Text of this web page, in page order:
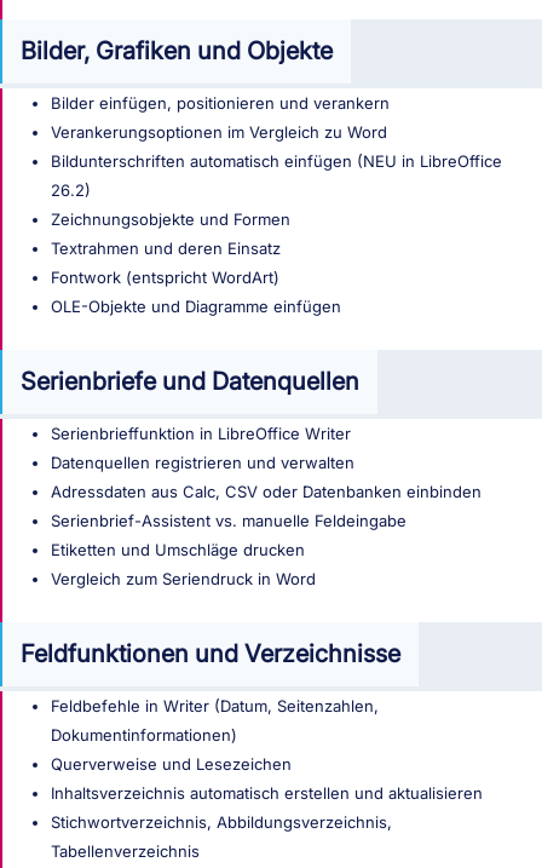
Bilder, Grafiken und Objekte
Bilder einfügen, positionieren und verankern
Verankerungsoptionen im Vergleich zu Word
Bildunterschriften automatisch einfügen (NEU in LibreOffice
26.2)
Zeichnungsobjekte und Formen
Textrahmen und deren Einsatz
Fontwork (entspricht WordArt)
OLE-Objekte und Diagramme einfügen
Serienbriefe und Datenquellen
Serienbrieffunktion in LibreOffice Writer
Datenquellen registrieren und verwalten
Adressdaten aus Calc, CSV oder Datenbanken einbinden
Serienbrief-Assistent vs. manuelle Feldeingabe
Etiketten und Umschläge drucken
Vergleich zum Seriendruck in Word
Feldfunktionen und Verzeichnisse
Feldbefehle in Writer (Datum, Seitenzahlen,
Dokumentinformationen)
Querverweise und Lesezeichen
Inhaltsverzeichnis automatisch erstellen und aktualisieren
Stichwortverzeichnis, Abbildungsverzeichnis,
Tabellenverzeichnis